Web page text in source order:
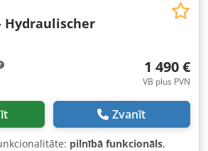
Hydraulischer
1 490 €
VB plus PVN
Zvanīt
pilnībā funkcionāls,